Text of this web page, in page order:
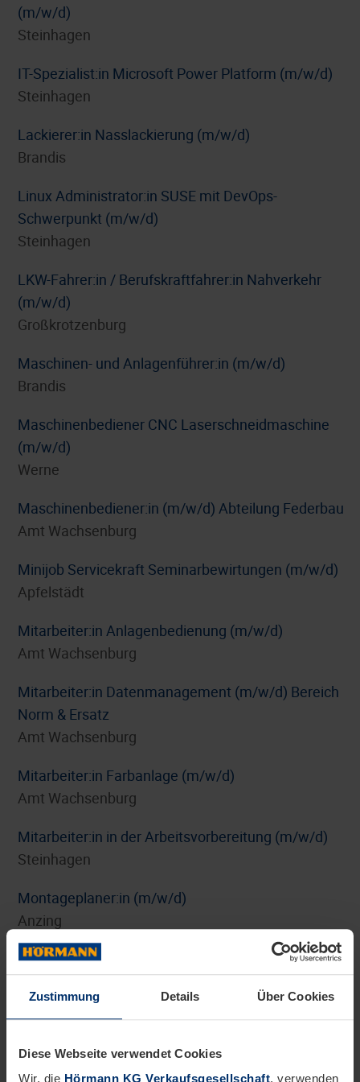
Zustimmung Details Über Cookies
Diese Webseite verwendet Cookies
Wir, die Hörmann KG Verkaufsgesellschaft, verwenden
(m/w/d)
Steinhagen
IT-Spezialist:in Microsoft Power Platform (m/w/d)
Steinhagen
Lackierer:in Nasslackierung (m/w/d)
Brandis
Linux Administrator:in SUSE mit DevOps-
Schwerpunkt (m/w/d)
Steinhagen
LKW-Fahrer:in / Berufskraftfahrer:in Nahverkehr
(m/w/d)
Großkrotzenburg
Maschinen- und Anlagenführer:in (m/w/d)
Brandis
Maschinenbediener CNC Laserschneidmaschine
(m/w/d)
Werne
Maschinenbediener:in (m/w/d) Abteilung Federbau
Amt Wachsenburg
Minijob Servicekraft Seminarbewirtungen (m/w/d)
Apfelstädt
Mitarbeiter:in Anlagenbedienung (m/w/d)
Amt Wachsenburg
Mitarbeiter:in Datenmanagement (m/w/d) Bereich
Norm & Ersatz
Amt Wachsenburg
Mitarbeiter:in Farbanlage (m/w/d)
Amt Wachsenburg
Mitarbeiter:in in der Arbeitsvorbereitung (m/w/d)
Steinhagen
Montageplaner:in (m/w/d)
Anzing
Personalreferent:in Benefits und HR-Marketing
(m/w/d)
Steinhagen